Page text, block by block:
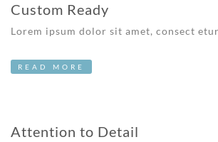
Custom Ready
Lorem ipsum dolor sit amet, consect
READ MORE
Attention to Detail